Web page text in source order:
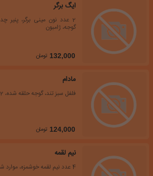
ایگ برگر
گوجه، ژامبون
132,000 تومان
مادام
فلفل سبز تند، گوجه حلقه شده، 2 تخم مرغ آب پز، پنیر پیتزا
124,000 تومان
نیم لقمه
4 عدد نیم لقمه خوشمزه، موارد شبیه اسپانیایی و پنیر پیتزا